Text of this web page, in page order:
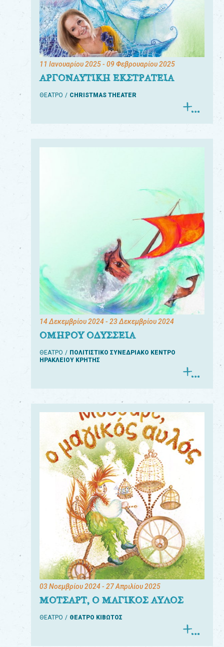
11 Ιανουαρίου 2025- 09 Φεβρουαρίου 2025
ΑΡΓΟΝΑΥΤΙΚΗ ΕΚΣΤΡΑΤΕΙΑ
ΘΕΑΤΡΟ CHRISTMAS THEATER
14 Δεκεμβρίου 2024- 23 Δεκεμβρίου 2024
ΟΜΗΡΟΥ ΟΔΥΣΣΕΙΑ
ΘΕΑΤΡΟ
ΠΟΛΙΤΙΣΤΙΚΟ ΣΥΝΕΔΡΙΑΚΟ ΚΕΝΤΡΟ
ΗΡΑΚΛΕΙΟΥ ΚΡΗΤΗΣ
03 Νοεμβρίου 2024- 27 Απριλίου 2025
ΜΟΤΣΑΡΤ, Ο ΜΑΓΙΚΟΣ ΑΥΛΟΣ
ΘΕΑΤΡΟ ΘΕΑΤΡΟ ΚΙΒΩΤΟΣ